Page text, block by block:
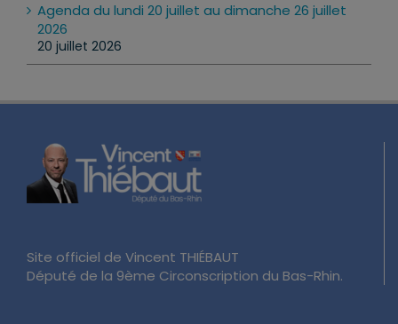
Agenda du lundi 20 juillet au dimanche 26 juillet
2026
20 juillet 2026
Site officiel de Vincent THIÉBAUT
Député de la 9ème Circonscription du Bas-Rhin.